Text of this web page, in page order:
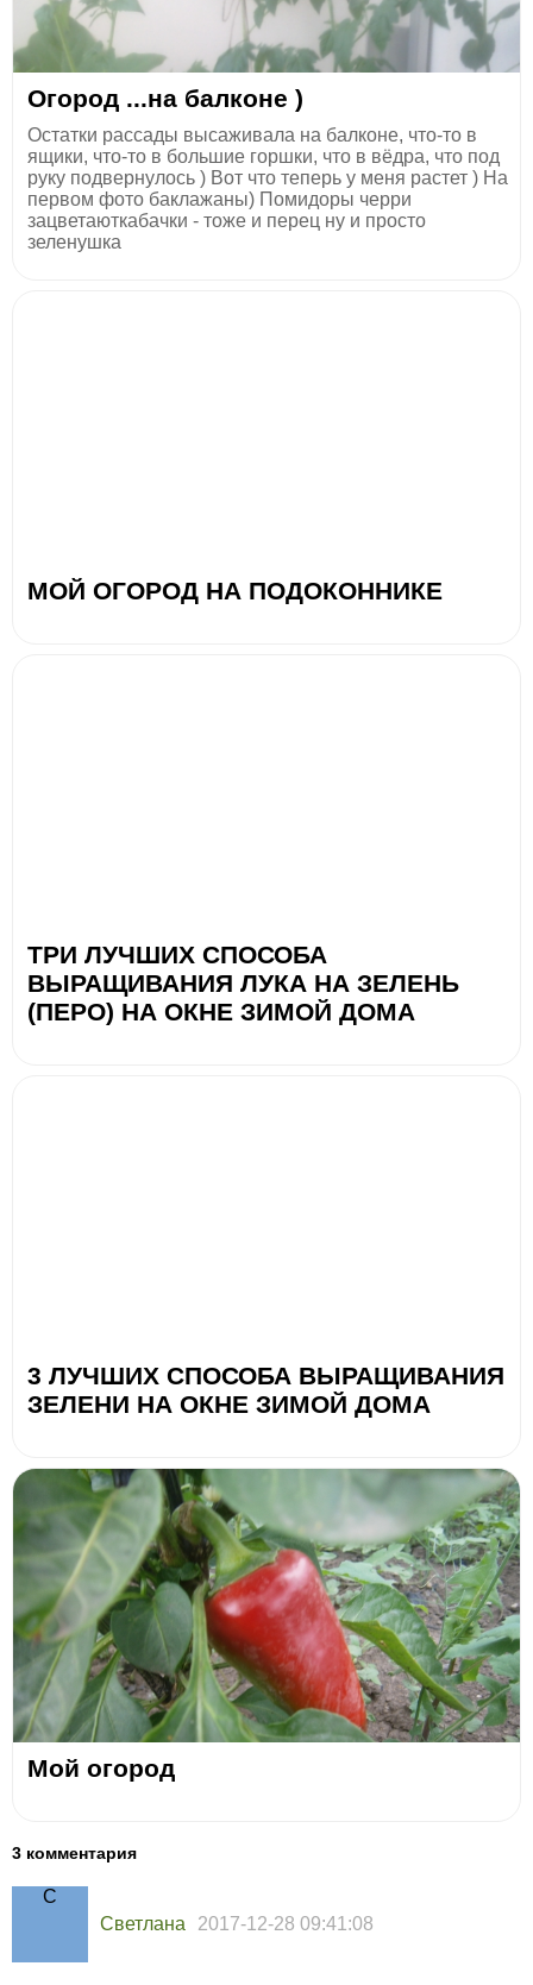
Огород ...на балконе )
Остатки рассады высаживала на балконе, что-то в
ящики, что-то в большие горшки, что в вёдра, что под
руку подвернулось ) Вот что теперь у меня растет ) На
первом фото баклажаны) Помидоры черри
зацветаюткабачки - тоже и перец ну и просто
зеленушка
МОЙ ОГОРОД НА ПОДОКОННИКЕ
ТРИ ЛУЧШИХ СПОСОБА
ВЫРАЩИВАНИЯ ЛУКА НА ЗЕЛЕНЬ
(ПЕРО) НА ОКНЕ ЗИМОЙ ДОМА
3 ЛУЧШИХ СПОСОБА ВЫРАЩИВАНИЯ
ЗЕЛЕНИ НА ОКНЕ ЗИМОЙ ДОМА
Мой огород
3 комментария
Светлана 2017-12-28 09:41:08